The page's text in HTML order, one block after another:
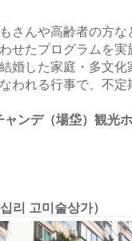
さんや高齢者の方
せたプログラムを実
婚した家庭・多文
われる行事で、不
ンデ（場垈）観光
리 고미술상가）